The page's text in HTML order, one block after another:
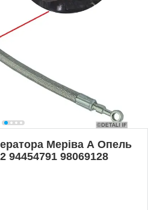
Меріва А Опель
94454791 98069128